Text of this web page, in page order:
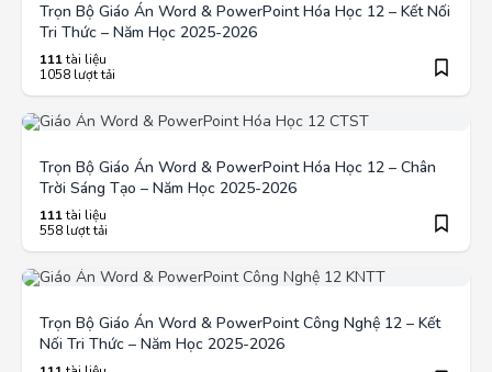
Trọn Bộ Giáo Án Word & PowerPoint Hóa Học 12 – Kết Nối
Tri Thức – Năm Học 2025-2026
111tài liệu
1058 lượt tải
Trọn Bộ Giáo Án Word & PowerPoint Hóa Học 12 – Chân
Trời Sáng Tạo – Năm Học 2025-2026
111tài liệu
558 lượt tải
Trọn Bộ Giáo Án Word & PowerPoint Công Nghệ 12 – Kết
Nối Tri Thức – Năm Học 2025-2026